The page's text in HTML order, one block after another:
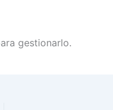
gestionarlo.